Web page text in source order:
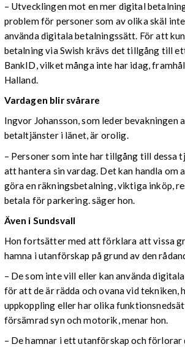
– Utvecklingen mot en mer digital
problem för personer som av olika skäl
använda digitala betalningssätt. För att
betalning via Swish krävs det tillgång till
BankID, vilket många inte har idag,
Halland.
Vardagen blir svårare
Ingvor Johansson, som leder bevakningen
betaltjänster i länet, är orolig.
– Personer som inte har tillgång till dessa
att hantera sin vardag. Det kan handla om
göra en räkningsbetalning, viktiga inköp,
betala för parkering. säger hon.
Även i Sundsvall
Hon fortsätter med att förklara att vissa
hamna i utanförskap på grund av den
– De som inte vill eller kan använda
för att de är rädda och ovana vid tekniken,
uppkoppling eller har olika
försämrad syn och motorik, menar hon.
– De hamnar i ett utanförskap och